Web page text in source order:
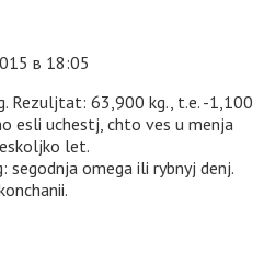
в 18:05
Rezuljtat: 63,900 kg., t.e. -1,100
esli uchestj, chto ves u menja
let.
segodnja omega ili rybnyj denj.